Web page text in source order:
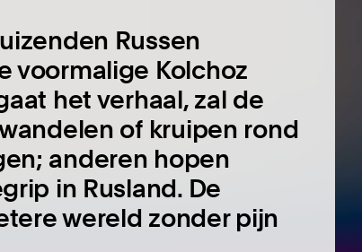
Russen
voormalige Kolchoz
het verhaal, zal de
of kruipen rond
anderen hopen
in Rusland. De
wereld zonder pijn